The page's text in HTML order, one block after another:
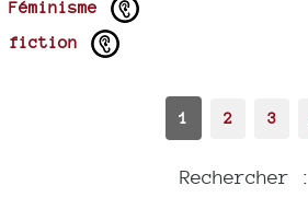
Féminisme
fiction
1 2 3
Rechercher :